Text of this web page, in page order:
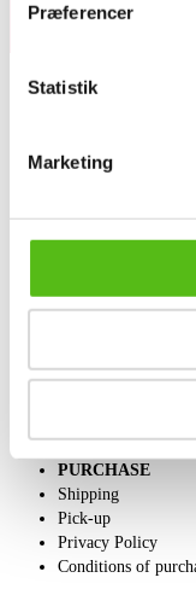
Præferencer
Statistik
Marketing
Contact and
Classic Auction
Consignment
PURCHASE
Shipping
Pick-up
Privacy Policy
Conditions of